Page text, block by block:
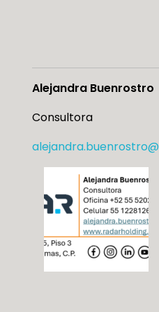
Alejandra Buenrostro
Consultora
alejandra.buenrostro@